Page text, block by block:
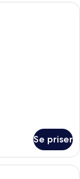
en stor säng, ett
Se priser
Duntäcken, minibar,